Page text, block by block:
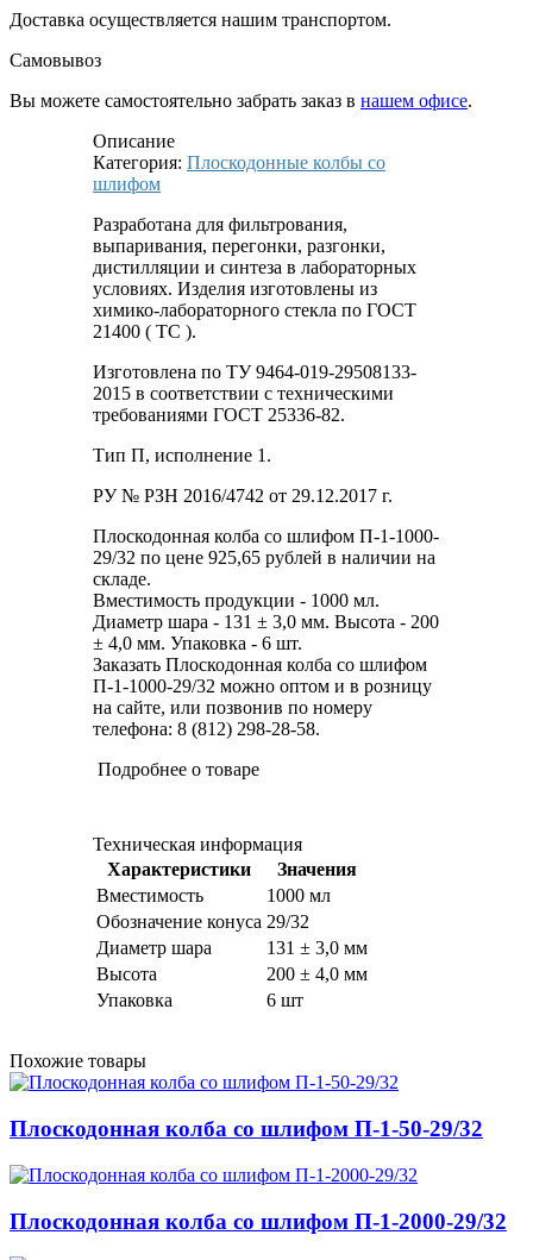
Доставка осуществляется нашим транспортом.
Самовывоз
Вы можете самостоятельно забрать заказ в нашем офисе.
Описание
Категория: Плоскодонные колбы со
шлифом
Разработана для фильтрования,
выпаривания, перегонки, разгонки,
дистилляции и синтеза в лабораторных
условиях. Изделия изготовлены из
химико-лабораторного стекла по ГОСТ
21400 ( ТС ).
Изготовлена по ТУ 9464-019-29508133-
2015 в соответствии с техническими
требованиями ГОСТ 25336-82.
Тип П, исполнение 1.
РУ № РЗН 2016/4742 от 29.12.2017 г.
Плоскодонная колба со шлифом П-1-1000-
29/32 по цене 925,65 рублей в наличии на
складе.
Вместимость продукции - 1000 мл.
Диаметр шара - 131 ± 3,0 мм. Высота - 200
± 4,0 мм. Упаковка - 6 шт.
Заказать Плоскодонная колба со шлифом
П-1-1000-29/32 можно оптом и в розницу
на сайте, или позвонив по номеру
телефона: 8 (812) 298-28-58.
Подробнее о товаре
Техническая информация
Характеристики
Значения
Вместимость
1000 мл
Обозначение конуса 29/32
Диаметр шара
131 ± 3,0 мм
Высота
200 ± 4,0 мм
Упаковка
6 шт
Похожие товары
Плоскодонная колба со шлифом П-1-50-29/32
Плоскодонная колба со шлифом П-1-2000-29/32